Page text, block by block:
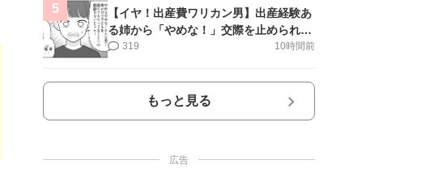
5
【イヤ！出産費ワリカン男】出産経験あ
る姉から「やめな！」交際を止められ＜
第12話＞#4コマ母道場
10時間前
319
もっと見る
広告